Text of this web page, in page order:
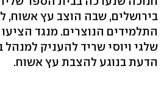
בירושלים, שבה הוצב עץ אשוח,
התלמידים הנוצרים. מנגד
שלגי ויוסי שריד להעניק
הדעת בנוגע להצבת עץ אשוח.